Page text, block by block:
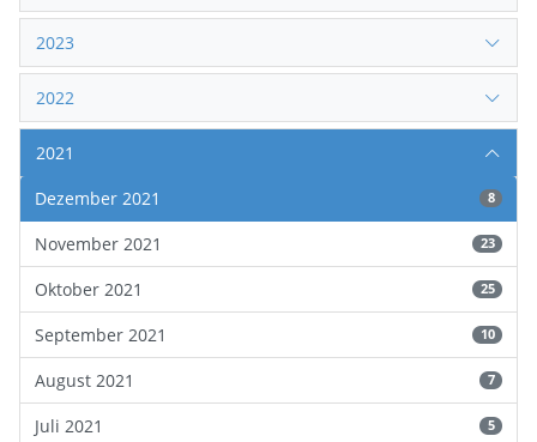
2023
2022
2021
Dezember 2021
8
November 2021 23
Oktober 2021 25
September 2021 10
August 2021 7
Juli 2021 5